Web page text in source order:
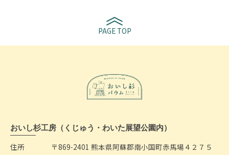
PAGE TOP
おいし杉工房（くじゅう・わいた展望公園内）
住所
〒869-2401 熊本県阿蘇郡南小国町赤馬場４２７５